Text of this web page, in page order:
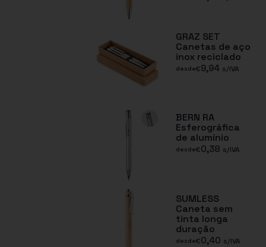
GRAZ SET
Canetas de aço
inox reciclado
desde€9,94 s/IVA
BERN RA
Esferográfica
de alumínio
desde€0,38 s/IVA
SUMLESS
Caneta sem
tinta longa
duração
desde€0,40 s/IVA